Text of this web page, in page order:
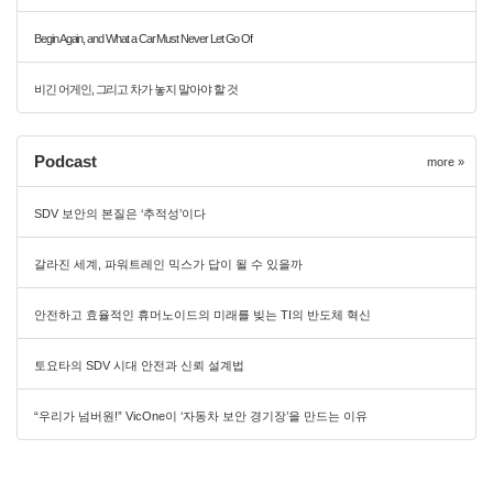
Begin Again, and What a Car Must Never Let Go Of
비긴 어게인, 그리고 차가 놓지 말아야 할 것
Podcast more »
SDV 보안의 본질은 ‘추적성’이다
갈라진 세계, 파워트레인 믹스가 답이 될 수 있을까
안전하고 효율적인 휴머노이드의 미래를 빚는 TI의 반도체 혁신
토요타의 SDV 시대 안전과 신뢰 설계법
“우리가 넘버원!” VicOne이 ‘자동차 보안 경기장’을 만드는 이유